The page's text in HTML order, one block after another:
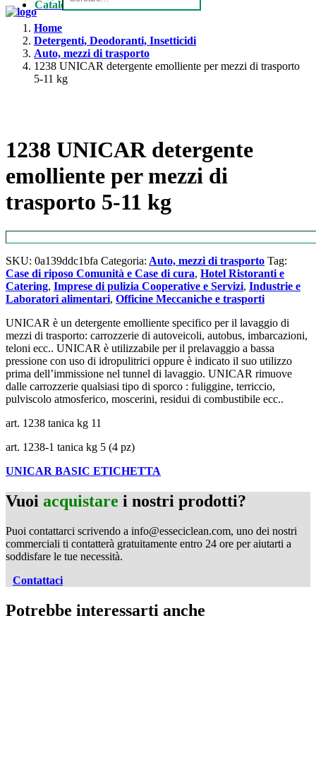
Catalogo
Home
Detergenti, Deodoranti, Insetticidi
Auto, mezzi di trasporto
1238 UNICAR detergente emolliente per mezzi di trasporto
5-11 kg
1238 UNICAR detergente
emolliente per mezzi di
trasporto 5-11 kg
SKU: 0a139ddc1bfa Categoria: Auto, mezzi di trasporto Tag:
Case di riposo Comunità e Case di cura, Hotel Ristoranti e
Catering, Imprese di pulizia Cooperative e Servizi, Industrie e
Laboratori alimentari, Officine Meccaniche e trasporti
UNICAR è un detergente emolliente specifico per il lavaggio di
mezzi di trasporto: carrozzerie di autoveicoli, autobus, imbarcazioni,
teloni ecc.. UNICAR è utilizzabile per il prelavaggio a bassa
pressione con uso di idropulitrici oppure è indicato il suo utilizzo
prima dell’immissione nel tunnel di lavaggio. UNICAR rimuove
dalle carrozzerie qualsiasi tipo di sporco : fuliggine, terriccio,
pulviscolo atmosferico, moscerini, residui di combustibile ecc..
art. 1238 tanica kg 11
art. 1238-1 tanica kg 5 (4 pz)
UNICAR BASIC ETICHETTA
Vuoi acquistare i nostri prodotti?
Puoi contattarci scrivendo a info@esseciclean.com, uno dei nostri
commerciali ti contatterà gratuitamente entro 24 ore per aiutarti a
soddisfare le tue necessità.
Contattaci
Potrebbe interessarti anche